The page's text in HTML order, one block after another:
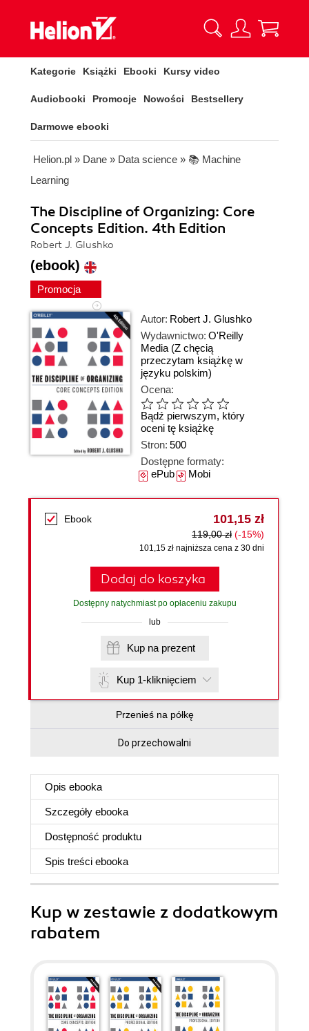
Kategorie Książki Ebooki Kursy video
Audiobooki Promocje Nowości Bestsellery
Darmowe ebooki
Helion.pl » Dane » Data science » 📚 Machine
Learning
The Discipline of Organizing: Core
Concepts Edition. 4th Edition
Robert J. Glushko
(ebook)
Promocja
Autor: Robert J. Glushko
Wydawnictwo: O'Reilly
Media (Z chęcią
przeczytam książkę w
języku polskim)
Ocena:
Bądź pierwszym, który
oceni tę książkę
Stron: 500
Dostępne formaty:
ePubMobi
Ebook 101,15 zł
119,00 zł (-15%)
101,15 zł najniższa cena z 30 dni
Dodaj do koszyka
Dostępny natychmiast po opłaceniu zakupu
lub
Kup na prezent
Kup 1-kliknięciem
Przenieś na półkę
Do przechowalni
Opis ebooka
Szczegóły ebooka
Dostępność produktu
Spis treści ebooka
Kup w zestawie z dodatkowym
rabatem